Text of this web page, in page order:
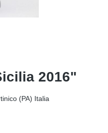
2016"
(PA) Italia